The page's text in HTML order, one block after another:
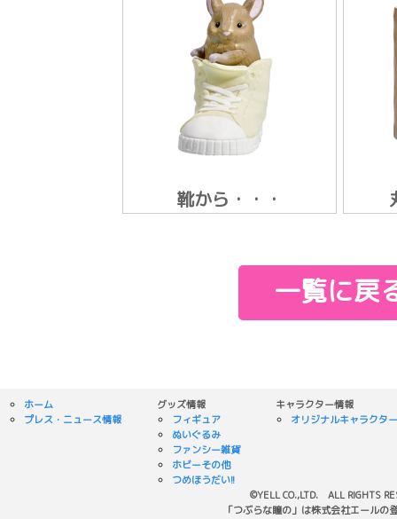
靴から・・・
一覧に戻
ホーム
プレス・ニュース情報
グッズ情報
フィギュア
ぬいぐるみ
ファンシー雑貨
ホビーその他
つめほうだい!!
キャラクター情報
オリジナルキャラクター
©YELL CO.,LTD. ALL RIGHTS
「つぶらな瞳の」は株式会社エールの